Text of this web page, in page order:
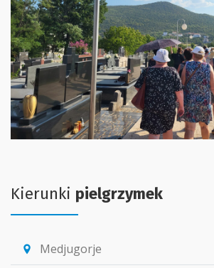
Kierunki pielgrzymek
location_pin Medjugorje